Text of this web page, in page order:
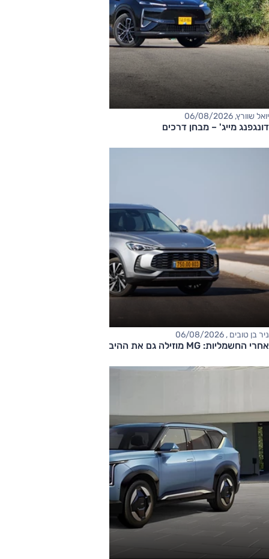
יואל שוורץ, 06/08/2026
דונגפנג מייג' – מבחן דרכים
ניר בן טובים , 06/08/2026
אחרי החשמליות: MG מוזילה גם את ההיברידיות